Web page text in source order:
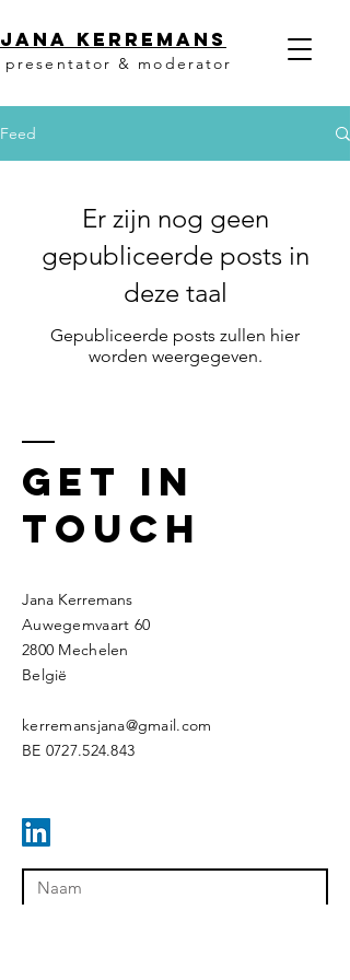
Jana KerremanS
presentator & moderator
Feed
Er zijn nog geen
gepubliceerde posts in
deze taal
Gepubliceerde posts zullen hier
worden weergegeven.
GET IN
TOUCH
Jana Kerremans
Auwegemvaart 60
2800 Mechelen
België
kerremansjana@gmail.com
BE 0727.524.843